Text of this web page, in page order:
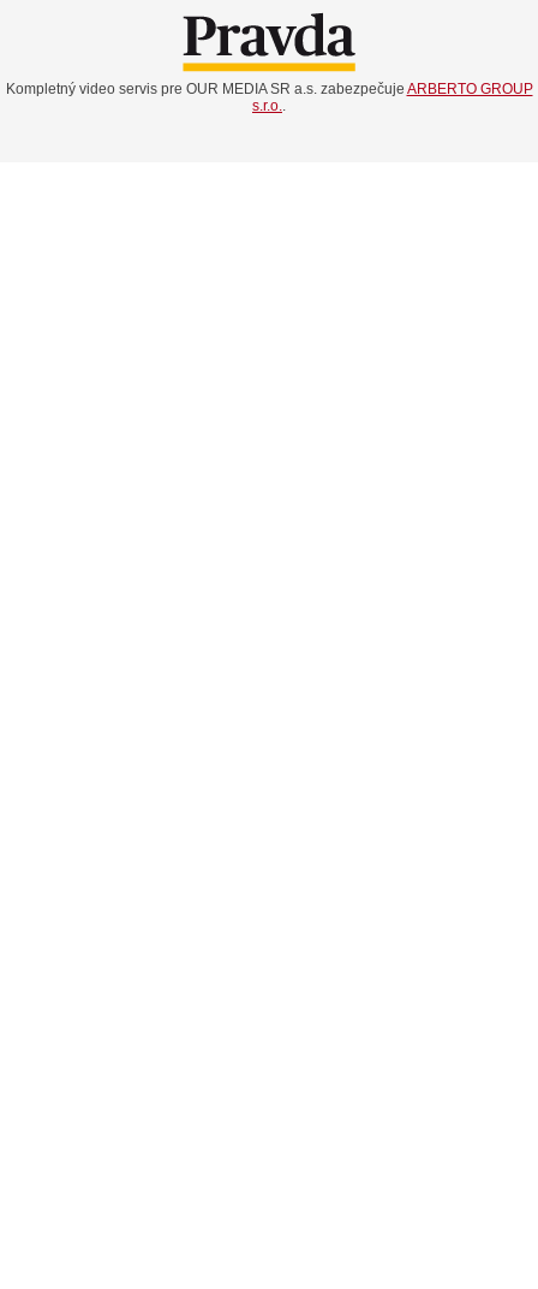
Kompletný video servis pre OUR MEDIA SR a.s. zabezpečuje ARBERTO GROUP
s.r.o..